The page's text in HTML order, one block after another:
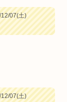
07(土)
07(土)